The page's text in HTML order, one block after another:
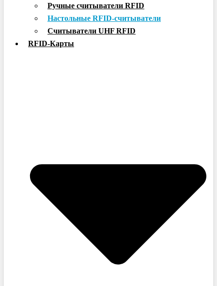
Ручные считыватели RFID
Настольные RFID-считыватели
Считыватели UHF RFID
RFID-Карты